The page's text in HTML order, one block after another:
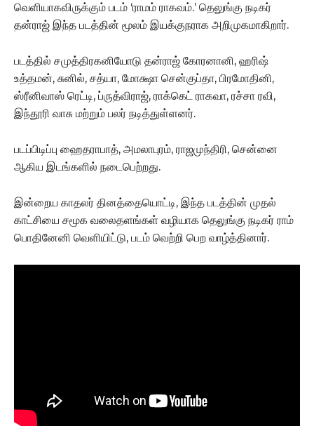
வெளியாகவிருக்கும் படம் ‘ராமம் ராகவம்.’ தெலுங்கு நடிகர்
தன்ராஜ் இந்த படத்தின் மூலம் இயக்குநராக அறிமுகமாகிறார்.
படத்தில் சமுத்திரகனியோடு தன்ராஜ் கோரனானி, ஹரிஷ்
உத்தமன், சுனில், சத்யா, மோக்ஷா சென்குப்தா, பிரமோதினி,
ஸ்ரீனிவாஸ் ரெட்டி, ப்ருத்விராஜ், ராக்கெட் ராகவா, ரச்சா ரவி,
இந்தூரி வாசு மற்றும் பலர் நடித்துள்ளனர்.
படப்பிடிப்பு ஹைதராபாத், அமலாபுரம், ராஜமுந்திரி, சென்னை
ஆகிய இடங்களில் நடைபெற்றது.
இன்றைய காதலர் தினத்தையொட்டி, இந்த படத்தின் முதல்
காட்சியை சமூக வலைதளங்கள் வழியாக தெலுங்கு நடிகர் ராம்
பொதினேனி வெளியிட்டு, படம் வெற்றி பெற வாழ்த்தினார்.